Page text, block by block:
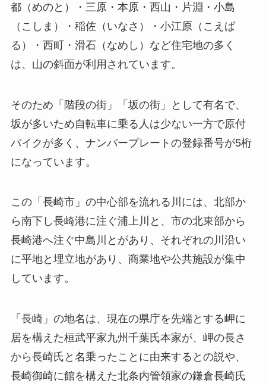
都（めのと）・三原・本原・西山・片淵・小島
（こしま）・稲佐（いなさ）・小江原（こえば
る）・西町・滑石（なめし）など住宅地の多く
は、山の斜面が利用されています。
そのため「階段の街」「坂の街」として有名で、
坂が多いため自転車に乗る人は少ない一方で原付
バイクが多く、ナンバープレートの登録番号が5桁
になっています。
この「長崎市」の中心部を流れる川には、北部か
ら南下し長崎港に注ぐ浦上川と、市の北東部から
長崎港へ注ぐ中島川とがあり、それぞれの川沿い
に平地と埋立地があり、商業地や公共施設が集中
しています。
「長崎」の地名は、現在の県庁を先端とする岬に
居を構えた桓武平家九州千葉氏本家が、岬の長さ
から長崎氏と名乗ったことに由来するとの説や、
長崎御崎に館を構えた北条内管領家の鎌倉長崎氏